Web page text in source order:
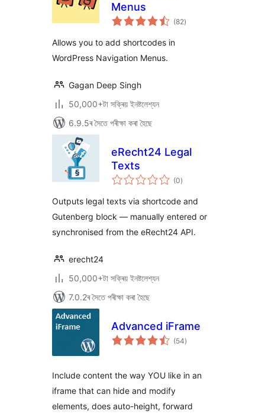
Menus
(82টা
মুঠ)
Allows you to add shortcodes in
WordPress Navigation Menus.
Gagan Deep Singh
50,000+টা সক্ৰিয় ইনষ্টলেশ্যন
6.9.5ৰ সৈতে পৰীক্ষা কৰা হৈছে
eRecht24 Legal
Texts
(0টা
মুঠ)
Outputs legal texts via shortcode and
Gutenberg block — manually entered or
synchronised from the eRecht24 API.
erecht24
50,000+টা সক্ৰিয় ইনষ্টলেশ্যন
7.0.2ৰ সৈতে পৰীক্ষা কৰা হৈছে
Advanced iFrame
(54টা
মুঠ)
Include content the way YOU like in an
iframe that can hide and modify
elements, does auto-height, forward